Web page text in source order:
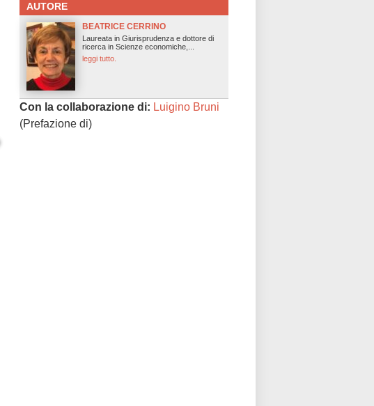
AUTORE
BEATRICE CERRINO
Laureata in Giurisprudenza e dottore di
ricerca in Scienze economiche,...
leggi tutto.
Con la collaborazione di: Luigino Bruni
(Prefazione di)